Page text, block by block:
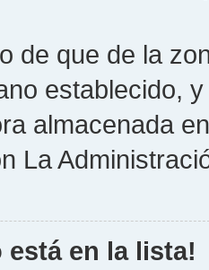
de que de la
establecido,
almacenada
La
está en la lista!